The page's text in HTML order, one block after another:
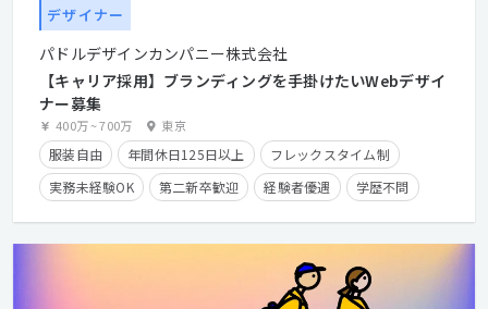
デザイナー
パドルデザインカンパニー株式会社
【キャリア採用】ブランディングを手掛けたいWebデザイ
ナー募集
400万~700万 東京
服装自由 年間休日125日以上
フレックスタイム制
実務未経験OK
第二新卒歓迎 経験者優遇
学歴不問
在宅勤務可
時短勤務有り 残業手当有り
長期休暇有り